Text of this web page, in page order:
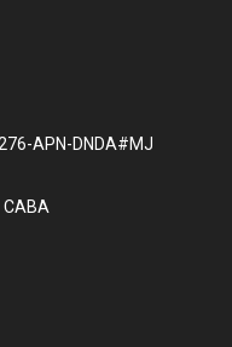
APN-DNDA#MJ